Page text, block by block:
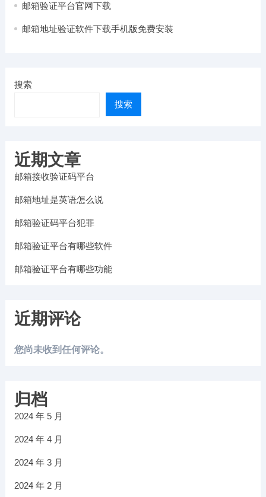
邮箱验证平台官网下载
邮箱地址验证软件下载手机版免费安装
搜索
搜索
近期文章
邮箱接收验证码平台
邮箱地址是英语怎么说
邮箱验证码平台犯罪
邮箱验证平台有哪些软件
邮箱验证平台有哪些功能
近期评论
您尚未收到任何评论。
归档
2024 年 5 月
2024 年 4 月
2024 年 3 月
2024 年 2 月